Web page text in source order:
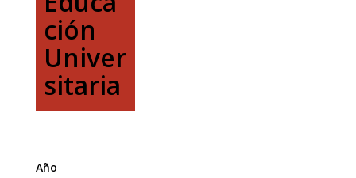
ción
Univer
sitaria
Año